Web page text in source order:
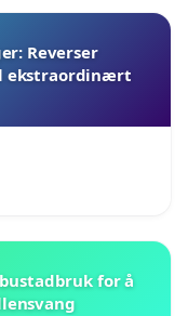
Reverser
ekstraordinært
for å